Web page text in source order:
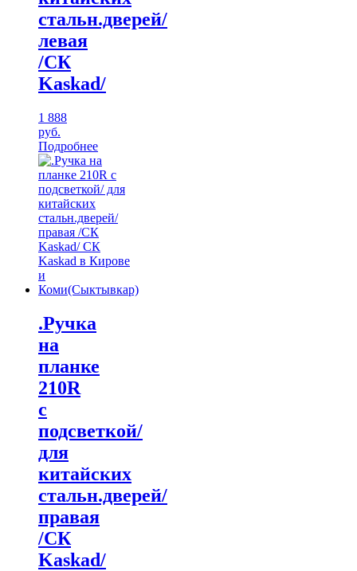
стальн.дверей/
левая
/CК
Kaskad/
1 888
руб.
Подробнее
.Ручка
на
планке
210R
с
подсветкой/
для
китайских
стальн.дверей/
правая
/CК
Kaskad/